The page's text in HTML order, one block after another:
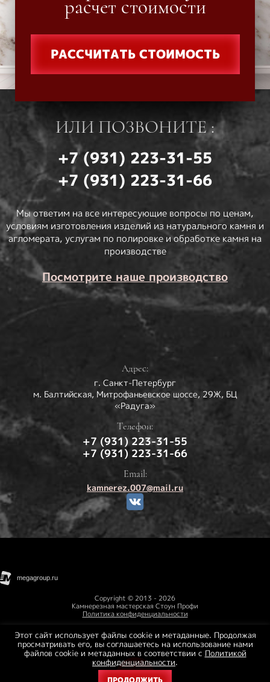
Этот сайт использует файлы cookie и метаданные. Продолжая
просматривать его, вы соглашаетесь на использование нами
файлов cookie и метаданных в соответствии с Политикой
конфиденциальности.
ПРОДОЛЖИТЬ
расчет стоимости
РАССЧИТАТЬ СТОИМОСТЬ
ИЛИ ПОЗВОНИТЕ :
+7 (931) 223-31-55
+7 (931) 223-31-66
Мы ответим на все интересующие вопросы по ценам,
условиям изготовления изделий из натурального камня и
агломерата, услугам по полировке и обработке камня на
производстве
Посмотрите наше производство
Адрес:
г. Санкт-Петербург
м. Балтийская, Митрофаньевское шоссе, 29Ж, БЦ
«Радуга»
Телефон:
+7 (931) 223-31-55
+7 (931) 223-31-66
Email:
kamnerez.007@mail.ru
Copyright © 2013 - 2026
Камнерезная мастерская Стоун Профи
Политика конфиденциальности
Карта сайта